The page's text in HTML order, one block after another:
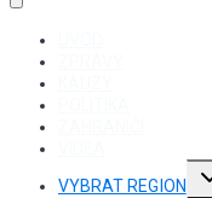
VYBRAT REGION